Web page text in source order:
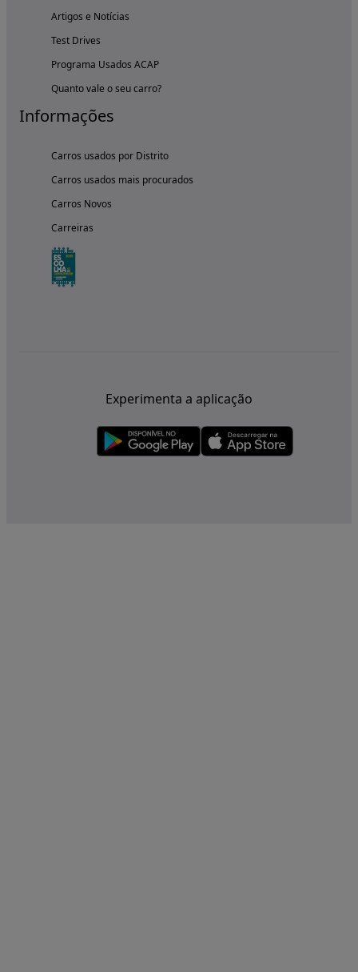
Artigos e Notícias
Test Drives
Programa Usados ACAP
Quanto vale o seu carro?
Informações
Carros usados por Distrito
Carros usados mais procurados
Carros Novos
Carreiras
Experimenta a aplicação